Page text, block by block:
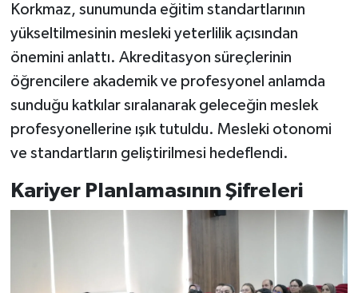
Korkmaz, sunumunda eğitim standartlarının
yükseltilmesinin mesleki yeterlilik açısından
önemini anlattı. Akreditasyon süreçlerinin
öğrencilere akademik ve profesyonel anlamda
sunduğu katkılar sıralanarak geleceğin meslek
profesyonellerine ışık tutuldu. Mesleki otonomi
ve standartların geliştirilmesi hedeflendi.
Kariyer Planlamasının Şifreleri